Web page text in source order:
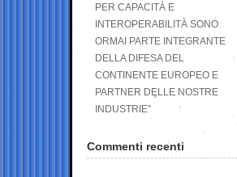
PER CAPACITÀ E
INTEROPERABILITÀ SONO
ORMAI PARTE INTEGRANTE
DELLA DIFESA DEL
CONTINENTE EUROPEO E
PARTNER DELLE NOSTRE
INDUSTRIE”
Commenti recenti